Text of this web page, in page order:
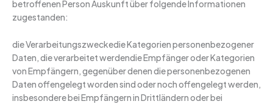
betroffenen Person Auskunft über folgende Informationen
zugestanden:
die Verarbeitungszweckedie Kategorien personenbezogener
Daten, die verarbeitet werdendie Empfänger oder Kategorien
von Empfängern, gegenüber denen die personenbezogenen
Daten offengelegt worden sind oder noch offengelegt werden,
insbesondere bei Empfängern in Drittländern oder bei